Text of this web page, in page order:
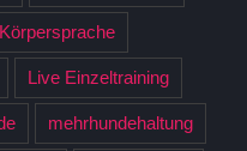
Körpersprache
Live Einzeltraining
mehrhundehaltung